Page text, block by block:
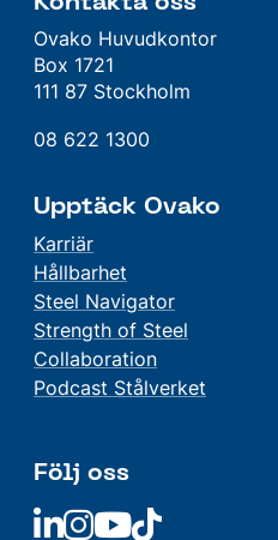
Ovako Huvudkontor
Box 1721
111 87 Stockholm
08 622 1300
Upptäck Ovako
Karriär
Hållbarhet
Steel Navigator
Strength of Steel
Collaboration
Podcast Stålverket
Följ oss
Linkedin
Linkedin
LinkedinLinkedin